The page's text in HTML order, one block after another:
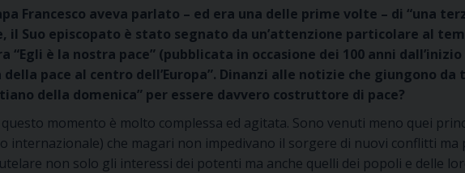
Francesco aveva parlato – ed era una delle prime volte – di “una
Suo episcopato è stato segnato da un’attenzione particolare al
è la nostra pace” (pubblicata in occasione dei 100 anni
pace al centro dell’Europa”. Dinanzi alle notizie che giungono
della domenica” per essere davvero costruttore di pace?
momento è molto complessa ed agitata. Sono venuti meno quei
internazionale) che magari non impedivano il sorgere di nuovi conflitti
non solo gli interessi dei potenti ma anche quelli dei popoli e delle